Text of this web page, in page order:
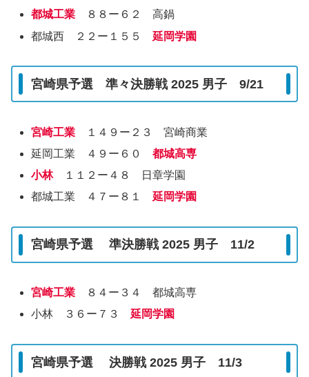
都城工業
８８ー６２ 高鍋
都城西 ２２ー１５５延岡学園
宮崎県予選 準々決勝戦 2025 男子 9/21
宮崎工業
１４９ー２３ 宮崎商業
延岡工業 ４９ー６０都城高専
小林
１１２ー４８ 日章学園
都城工業 ４７ー８１延岡学園
宮崎県予選 準決勝戦 2025 男子 11/2
宮崎工業
８４ー３４ 都城高専
小林 ３６ー７３延岡学園
宮崎県予選 決勝戦 2025 男子 11/3